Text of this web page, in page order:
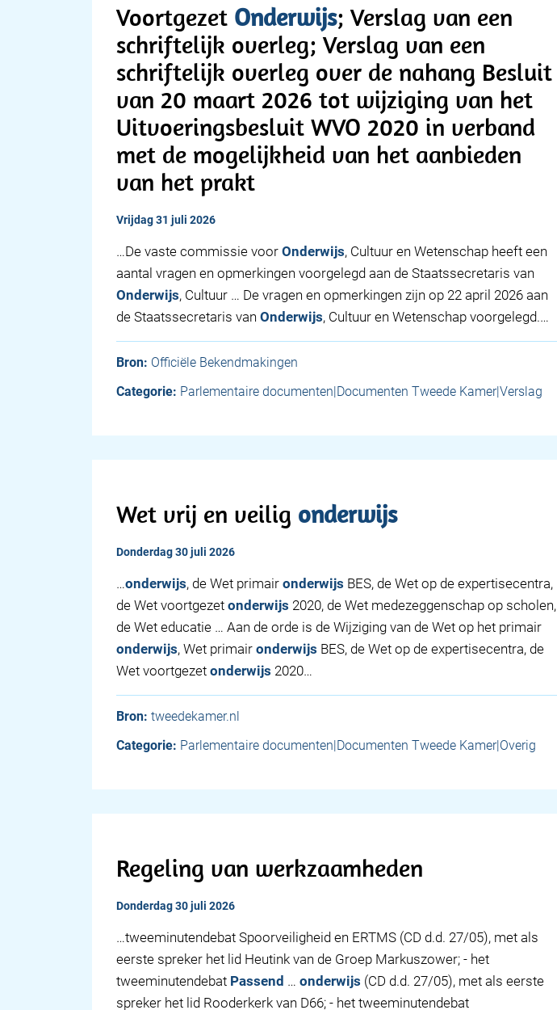
Voortgezet Onderwijs; Verslag van een
schriftelijk overleg; Verslag van een
schriftelijk overleg over de nahang Besluit
van 20 maart 2026 tot wijziging van het
Uitvoeringsbesluit WVO 2020 in verband
met de mogelijkheid van het aanbieden
van het prakt
vrijdag 31 juli 2026
…De vaste commissie voor Onderwijs, Cultuur en Wetenschap heeft een
aantal vragen en opmerkingen voorgelegd aan de Staatssecretaris van
Onderwijs, Cultuur … De vragen en opmerkingen zijn op 22 april 2026 aan
de Staatssecretaris van Onderwijs, Cultuur en Wetenschap voorgelegd.…
Bron: Officiële Bekendmakingen
Categorie: Parlementaire documenten|Documenten Tweede Kamer|Verslag
Wet vrij en veilig onderwijs
donderdag 30 juli 2026
…onderwijs, de Wet primair onderwijs BES, de Wet op de expertisecentra,
de Wet voortgezet onderwijs 2020, de Wet medezeggenschap op scholen,
de Wet educatie … Aan de orde is de Wijziging van de Wet op het primair
onderwijs, Wet primair onderwijs BES, de Wet op de expertisecentra, de
Wet voortgezet onderwijs 2020…
Bron: tweedekamer.nl
Categorie: Parlementaire documenten|Documenten Tweede Kamer|Overig
Regeling van werkzaamheden
donderdag 30 juli 2026
…tweeminutendebat Spoorveiligheid en ERTMS (CD d.d. 27/05), met als
eerste spreker het lid Heutink van de Groep Markuszower; - het
tweeminutendebat Passend … onderwijs (CD d.d. 27/05), met als eerste
spreker het lid Rooderkerk van D66; - het tweeminutendebat